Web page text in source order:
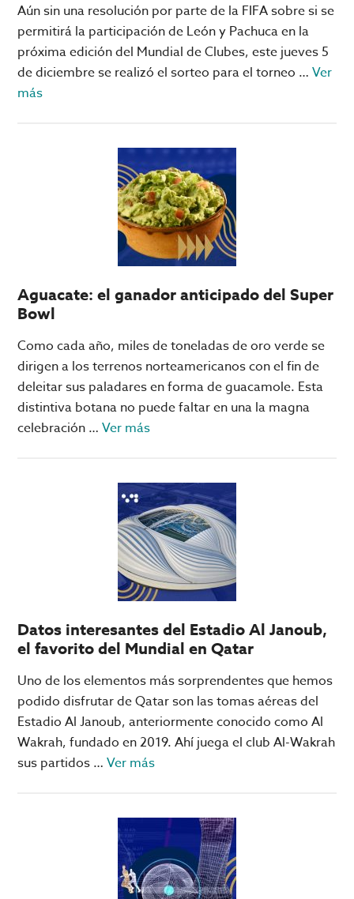
Aún sin una resolución por parte de la FIFA sobre si se
permitirá la participación de León y Pachuca en la
próxima edición del Mundial de Clubes, este jueves 5
de diciembre se realizó el sorteo para el torneo …Ver
másacerca
Rayados
vs
Inter:
los
juegos
que
se
Clubes
Aguacate: el ganador anticipado del Super
Bowl
Como cada año, miles de toneladas de oro verde se
dirigen a los terrenos norteamericanos con el fin de
deleitar sus paladares en forma de guacamole. Esta
distintiva botana no puede faltar en una la magna
celebración …Ver másacerca
el
ganador
anticipado
del
Super
Bowl
Datos interesantes del Estadio Al Janoub,
el favorito del Mundial en Qatar
Uno de los elementos más sorprendentes que hemos
podido disfrutar de Qatar son las tomas aéreas del
Estadio Al Janoub, anteriormente conocido como Al
Wakrah, fundado en 2019. Ahí juega el club Al-Wakrah
sus partidos …Ver másacerca
interesantes
del
Estadio
Al